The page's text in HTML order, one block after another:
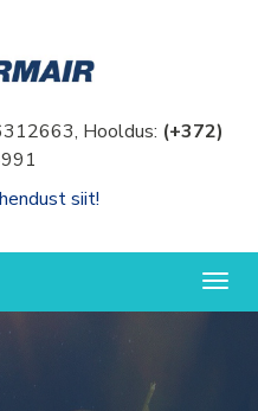
Hooldus: (+372)
siit!